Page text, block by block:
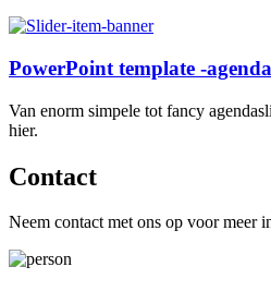
PowerPoint template -
Van enorm simpele tot fancy
hier.
Contact
Neem contact met ons op voor meer